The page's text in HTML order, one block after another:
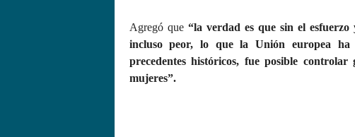
Agregó que “la verdad es que sin el
incluso peor, lo que la Unión europea
precedentes históricos, fue posible
mujeres”.